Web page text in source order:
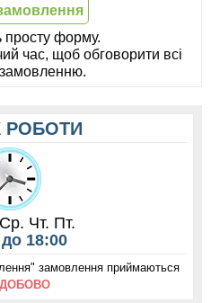
просту форму.
час, щоб обговорити всі
замовленню.
РОБОТИ
Чт. Пт.
18:00
замовлення приймаються